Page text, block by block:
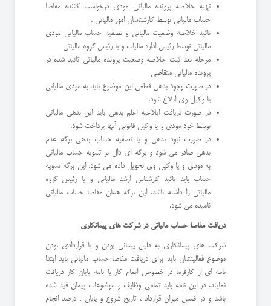
تهیه خلاصه پرونده مالیاتی مودی درخواست کننده مفاصا
حساب مالیاتی توسط کارشناسان امور مالیاتی .
تائید خلاصه وضعیت مالیاتی و تصفیه حساب مالیاتی مودی
مالیاتی توسط رئیس اداره مالیات و یا رئیس گروه مالیاتی
مرحله بعد ثبت خلاصه وضعیت پرونده مالیاتی تائید شده در
پرونده مالیاتی متقاضی
در صورت وجود بدهی قطعی این موضوع باید به مودی مالیاتی
یا وکیل وی ابلاغ شود.
در صورت دریافت ابلاغیه اعلم بدهی باید این بدهی مالیاتی
توسط خود مودی و یا وکیل قانونی آنها پرداخت شود.
در صورت نبود بدهی و یا تصفیه حساب بدهی برگه عدم
بدهی صادر می شود و برگه ای دال بر تسویه حساب مالیاتی
به مودی و یا وکیل وی تحویل داده می شود. این برگه تسویه
حساب باید تائید کارشناس ارشد مالیاتی و یا رئیس گروه
مالیاتی را داشته باشد. این برگه همان مفاصا حساب مالیاتی
نامیده می شود.
دریافت مفاصا حساب مالیاتی در شرکت های پیمانکاری
شرکت های پیمانکاری به دلیل پیمانی بودن و یا قراردادی بودن
موضوع فعالیتشان باید برای دریافت مفاصا حساب مالیاتی باید ابتدا
نامه ای از کارفرما در خصوص اتمام کار یا نامه پایان کار دریافت
نمایند. در این نامه باید تمامی وظایف و موضوعات پیمان قید شده
باشد و در ضمن میزان قرارداد ، تاریخ شروع و پایان ، درصد انجام